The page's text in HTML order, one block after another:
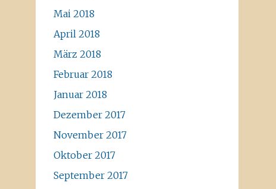
Mai 2018
April 2018
März 2018
Februar 2018
Januar 2018
Dezember 2017
November 2017
Oktober 2017
September 2017